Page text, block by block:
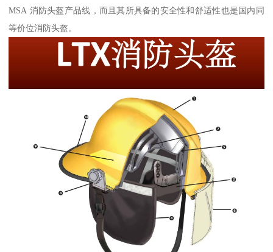
MSA 消防头盔产品线，而且其所具备的安全性和舒适性也是国内同
等价位消防头盔。